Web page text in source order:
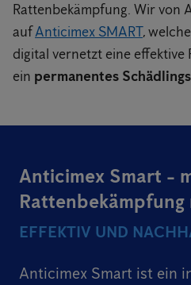
Rattenbekämpfung. Wir von
aufAnticimex SMART,
digital vernetzt eine effektive
ein permanentes
Anticimex Smart -
EFFEKTIV UND
Anticimex Smart ist ein